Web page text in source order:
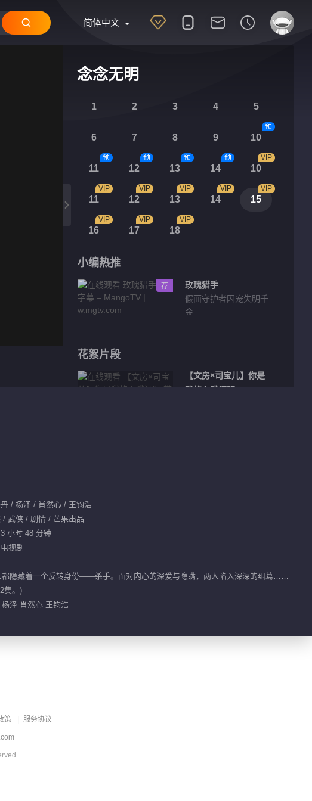
简体中文
念念无明
1 2 3 4 5
6 7 8 9 10
预
11
预
12
预
13
预
14
预
10
VIP
11
VIP
12
VIP
13
VIP
14
VIP
15
VIP
16
VIP
17
VIP
18
VIP
小编热推
荐
玫瑰猎手
假面守护者囚宠失明千
金
花絮片段
【文房×司宝儿】你是
我的心跳证明
色混剪
/ 杨泽 / 肖然心 / 王钧浩
/ 武侠 / 剧情 / 芒果出品
小时 48 分钟
视剧
都隐藏着一个反转身份——杀手。面对内心的深爱与隐瞒，两人陷入深深的纠葛……
集。)
泽 肖然心 王钧浩
策 服务协议